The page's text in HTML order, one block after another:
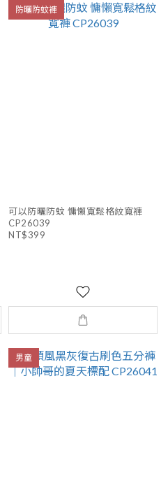
防曬防蚊褲
可以防曬防蚊 慵懶寬鬆格紋寬褲
CP26039
NT$399
男童